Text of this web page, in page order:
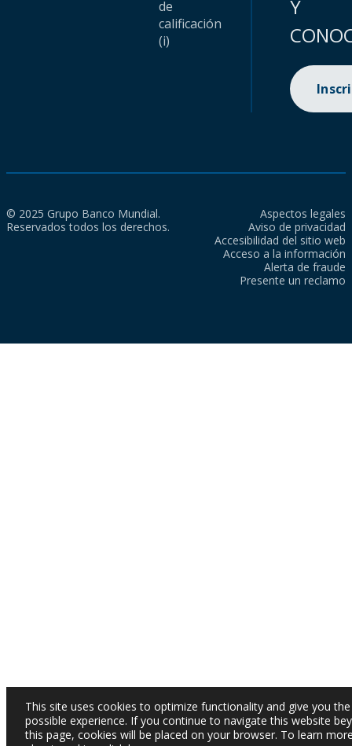
de
calificación
(i)
Y
© 2025 Grupo Banco Mundial.
Reservados todos los derechos.
Aspectos legales
Aviso de privacidad
Accesibilidad del sitio web
Acceso a la información
Alerta de fraude
Presente un reclamo
This site uses cookies to optimize functionality and give you
possible experience. If you continue to navigate this website
this page, cookies will be placed on your browser. To learn